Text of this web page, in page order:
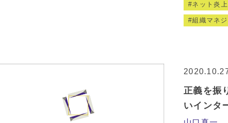
ネット炎上
組織マネジ
正義を振
いインタ